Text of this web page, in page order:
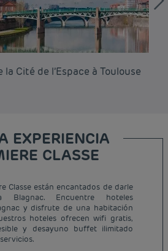
Cité de l’Espace à Toulouse
EXPERIENCIA
CLASSE
Classe están encantados de darle
Encuentre hoteles
y disfrute de una habitación
hoteles ofrecen wifi gratis,
y desayuno buffet ilimitado